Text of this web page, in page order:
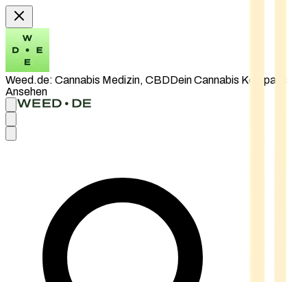
Weed.de: Cannabis Medizin, CBDDein Cannabis Kompass
Ansehen